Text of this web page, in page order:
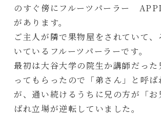
のすぐ傍にフルーツパーラー
があります。
ご主人が隣で果物屋をされていて
いているフルーツパーラーです。
最初は大谷大学の院生か講師だった
ってもらったので「弟さん」と呼ば
が、通い続けるうちに兄の方が「
ばれ立場が逆転していました。